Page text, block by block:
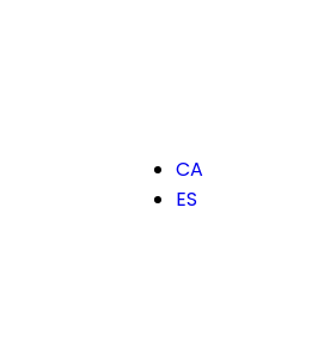
CA
ES